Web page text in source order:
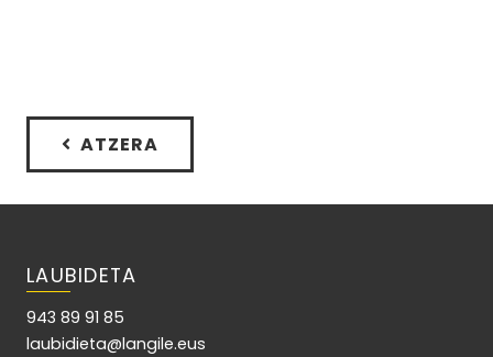
ATZERA
LAUBIDETA
943 89 91 85
laubidieta@langile.eus